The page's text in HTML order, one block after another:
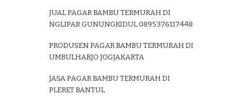
JUAL PAGAR BAMBU TERMURAH DI
NGLIPAR GUNUNGKIDUL 0895376117448
PRODUSEN PAGAR BAMBU TERMURAH DI
UMBULHARJO JOGJAKARTA
JASA PAGAR BAMBU TERMURAH DI
PLERET BANTUL